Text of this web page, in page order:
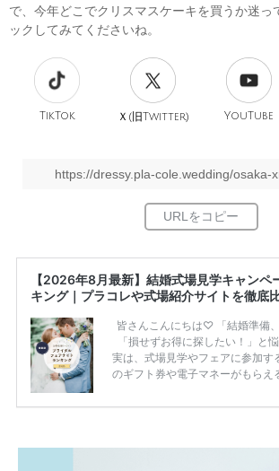
で、今年どこでクリスマスケーキを買うか迷っ
ックしてみてくださいね。
TikTok Ｘ(旧Twitter) YouTube
https://dressy.pla-cole.wedding/osaka-
【2026年8月最新】結婚式場見学キャンペ
キング｜プラコレや式場紹介サイトを徹底
皆さんこんにちは♡ 「結婚準備
「損せずお得に探したい！」と
実は、式場見学やフェアに参加す
のギフト券や電子マネーがもらえ
ため、比較せずに選ぶと損をし